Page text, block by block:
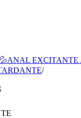
ANAL EXCITANTE
/